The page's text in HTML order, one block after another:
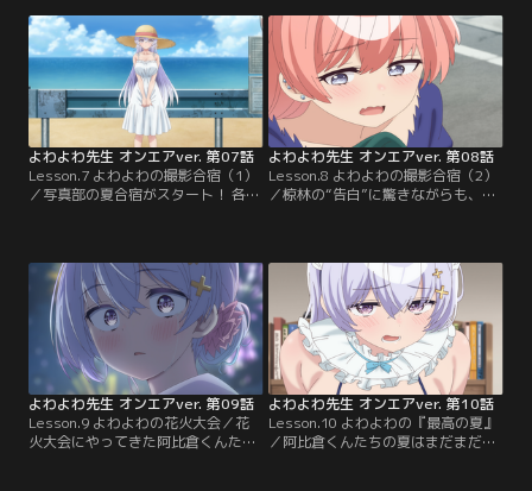
美が強引に誘って水着売り場へ。試
着室では過激な水着を着せられ、阿
比倉くんの理性は崩壊寸前！ ところ
が、そこへ椋林が現れ、二人は狭い
試着室に隠れることになり……！？
真をちらつかせつつ、彼女が求めた
のは「先生のエロス溢れる写真」の
撮影！ なし崩し的に撮影に巻き込ま
れる阿比倉くんと鶸村先生。そこに
雪下も参戦し、先生を被写体とした
写真対決が勃発する！
よわよわ先生 オンエアver. 第07話
Lesson.7 よわよわの撮影合宿（1）
／写真部の夏合宿がスタート！ 各自
を塗ってもらうことに。よわよわ肌
に触れられるたびに反応する鶸村先
生。阿比倉くんもまた先生に足で日
焼け止めを塗ってもらうことにな
り……！？ 夜はさらなるドキドキが
阿比倉くんを襲う！
よわよわ先生 オンエアver. 第08話
Lesson.8 よわよわの撮影合宿（2）
／椋林の“告白”に驚きながらも、阿
たのは小学生時代のすれ違いが原因
だったようで……。数年越しにお互
いの誤解を解くことはできるの
か！？ そして夏合宿最後の夜、鶸村
先生が阿比倉くんをじっと見つめて
きて……？
よわよわ先生 オンエアver. 第09話
Lesson.9 よわよわの花火大会／花
火大会にやってきた阿比倉くんたち
よわよわ先生 オンエアver. 第10話
Lesson.10 よわよわの『最高の夏』
／阿比倉くんたちの夏はまだまだ終